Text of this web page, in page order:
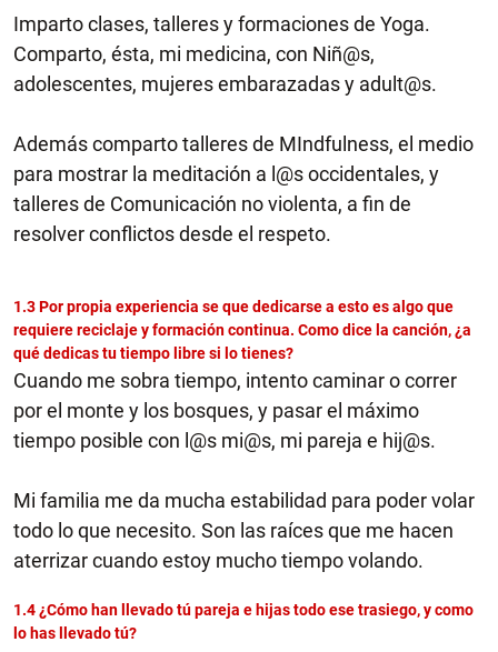
Imparto clases, talleres y formaciones de Yoga.
Comparto, ésta, mi medicina, con Niñ@s,
adolescentes, mujeres embarazadas y adult@s.
Además comparto talleres de MIndfulness, el medio
para mostrar la meditación a l@s occidentales, y
talleres de Comunicación no violenta, a fin de
resolver conflictos desde el respeto.
1.3 Por propia experiencia se que dedicarse a esto es algo que
requiere reciclaje y formación continua. Como dice la canción, ¿a
qué dedicas tu tiempo libre si lo tienes?
Cuando me sobra tiempo, intento caminar o correr
por el monte y los bosques, y pasar el máximo
tiempo posible con l@s mi@s, mi pareja e hij@s.
Mi familia me da mucha estabilidad para poder volar
todo lo que necesito. Son las raíces que me hacen
aterrizar cuando estoy mucho tiempo volando.
1.4 ¿Cómo han llevado tú pareja e hijas todo ese trasiego, y como
lo has llevado tú?